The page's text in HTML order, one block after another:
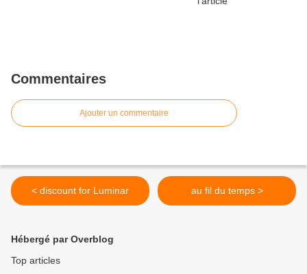
Commentaires
Ajouter un commentaire
< discount for Luminar au fil du temps >
Hébergé par Overblog
Top articles